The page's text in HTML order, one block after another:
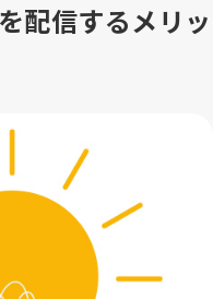
配信するメリッ